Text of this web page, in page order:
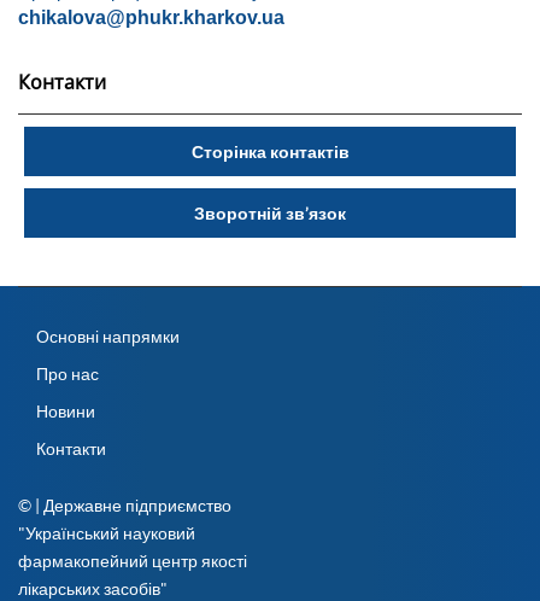
chikalova@phukr.kharkov.ua
Контакти
Сторінка контактів
Зворотній зв’язок
Основні напрямки
Про нас
Новини
Контакти
© | Державне підприємство
"Український науковий
фармакопейний центр якості
лікарських засобів"